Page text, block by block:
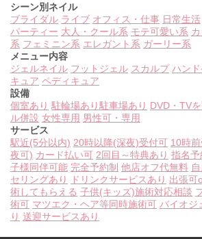
シーン別ネイル
ブライダル ライブ オフィス・仕事 日常生活
パーティー 大人・クール系 モテ可愛い系
系 フェミニン系 エレガント系 ガーリー系
メニュー内容
ジェルネイル フットジェル スカルプ ハン
キュア ペディキュア
設備
個室あり 駐輪場あり駐車場あり DVD・TV
ル併設 女性専用 男性可・専用
サービス
駅近(5分以内) 20時以降(深夜)受付可 10時
夜可) カード払い可 2回目～特典あり 指名
子様同伴可能 完全予約制 他店オフ代無料
セリングあり
ドリンクサービスあり 出張可
術してもらえる 子供(キッズ)施術対応相談
術可 マツエク・ヘア等同時施術可 バイオジ
り 送迎サービスあり